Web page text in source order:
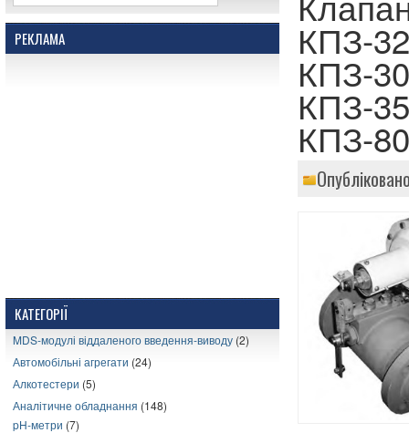
РЕКЛАМА
КАТЕГОРІЇ
MDS-модулі віддаленого введення-виводу (2)
Автомобільні агрегати (24)
Алкотестери (5)
Аналітичне обладнання (148)
pH-метри (7)
КПЗ-
КПЗ-
КПЗ-
КПЗ-